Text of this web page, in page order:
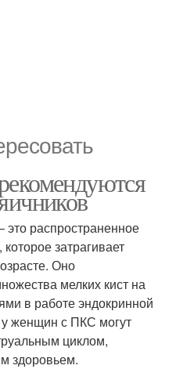
это распространенное
затрагивает
Оно
мелких кист на
в работе эндокринной
у женщин с ПКС могут
циклом,
здоровьем.